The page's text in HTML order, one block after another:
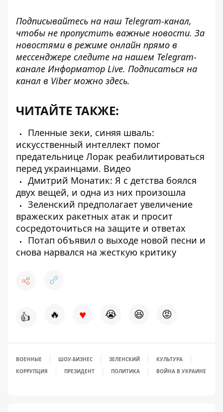
Подписывайтесь на наш Telegram-канал,
чтобы не пропустить важные новости. За
новостями в режиме онлайн прямо в
мессенджере следите на нашем Telegram-
канале Информатор Live. Подписаться на
канал в Viber можно здесь.
ЧИТАЙТЕ ТАКЖЕ:
Пленные зеки, синяя шваль:
искусственный интеллект помог
предательнице Лорак реабилитироваться
перед украинцами. Видео
Дмитрий Монатик: Я с детства боялся
двух вещей, и одна из них произошла
Зеленский предполагает увеличение
вражеских ракетных атак и просит
сосредоточиться на защите и ответах
Потап объявил о выходе новой песни и
снова нарвался на жесткую критику
👍 🔥 ♥ 😭 😆 😡
ВОЕННЫЕ ШОУ-БИЗНЕС ЗЕЛЕНСКИЙ
КУЛЬТУРА
КОРРУПЦИЯ
ПРЕЗИДЕНТ ПОЛИТИКА ВОЙНА В УКРАИНЕ